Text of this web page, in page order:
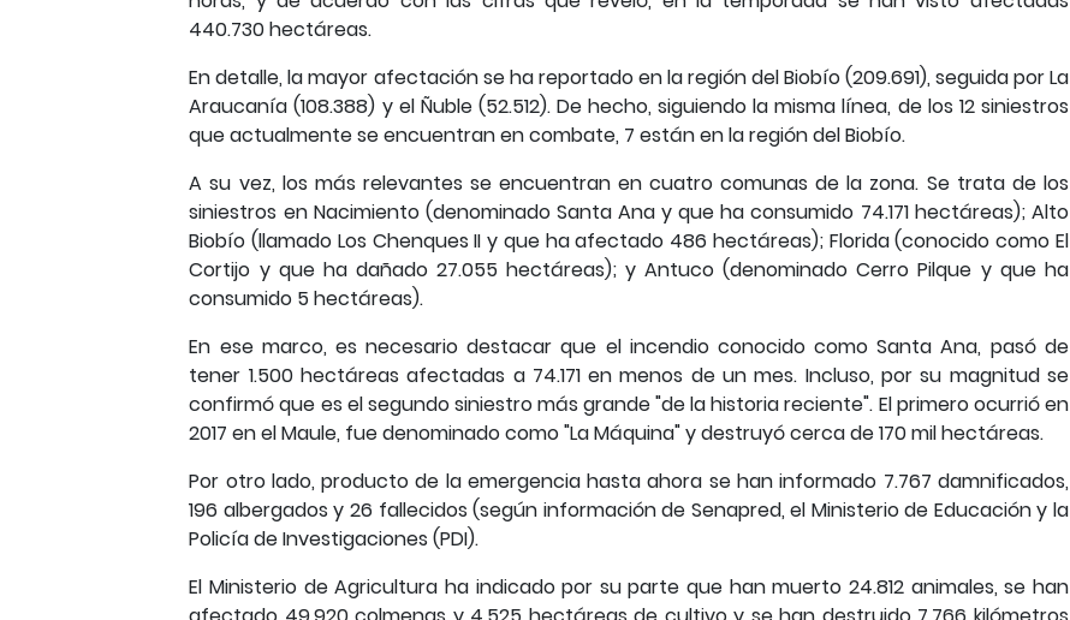
440.730 hectáreas.
En detalle, la mayor afectación se ha reportado en la región del Biobío (209.691), seguida por La
Araucanía (108.388) y el Ñuble (52.512). De hecho, siguiendo la misma línea, de los 12 siniestros
que actualmente se encuentran en combate, 7 están en la región del Biobío.
A su vez, los más relevantes se encuentran en cuatro comunas de la zona. Se trata de los
siniestros en Nacimiento (denominado Santa Ana y que ha consumido 74.171 hectáreas); Alto
Biobío (llamado Los Chenques II y que ha afectado 486 hectáreas); Florida (conocido como El
Cortijo y que ha dañado 27.055 hectáreas); y Antuco (denominado Cerro Pilque y que ha
consumido 5 hectáreas).
En ese marco, es necesario destacar que el incendio conocido como Santa Ana, pasó de
tener 1.500 hectáreas afectadas a 74.171 en menos de un mes. Incluso, por su magnitud se
confirmó que es el segundo siniestro más grande "de la historia reciente". El primero ocurrió en
2017 en el Maule, fue denominado como "La Máquina" y destruyó cerca de 170 mil hectáreas.
Por otro lado, producto de la emergencia hasta ahora se han informado 7.767 damnificados,
196 albergados y 26 fallecidos (según información de Senapred, el Ministerio de Educación y la
Policía de Investigaciones (PDI).
El Ministerio de Agricultura ha indicado por su parte que han muerto 24.812 animales, se han